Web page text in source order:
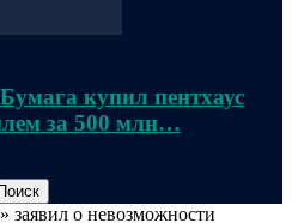
купил пентхаус
за 500 млн…
заявил о невозможности